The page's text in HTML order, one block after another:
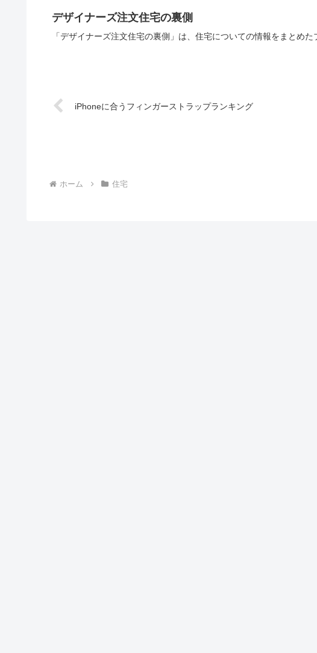
デザイナーズ注文住宅の裏側
「デザイナーズ注文住宅の裏側」は、住宅についての情報をまとめ
iPhoneに合うフィンガーストラップランキング
ホーム 住宅